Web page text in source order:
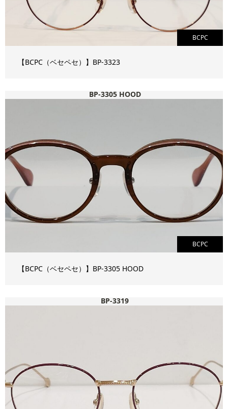
BCPC
【BCPC（ベセペセ）】BP-3323
BP-3305 HOOD
BCPC
【BCPC（ベセペセ）】BP-3305 HOOD
BP-3319